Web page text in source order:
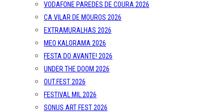
VODAFONE PAREDES DE COURA 2026
CA VILAR DE MOUROS 2026
EXTRAMURALHAS 2026
MEO KALORAMA 2026
FESTA DO AVANTE! 2026
UNDER THE DOOM 2026
OUT.FEST 2026
FESTIVAL MIL 2026
SONUS ART FEST 2026